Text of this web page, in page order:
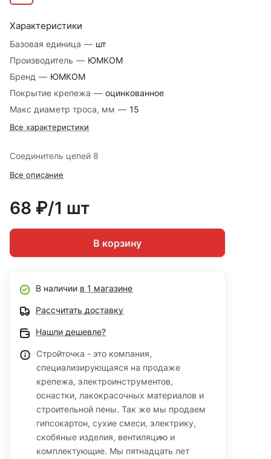
Характеристики
Базовая единица — шт
Производитель — ЮМКОМ
Бренд — ЮМКОМ
Покрытие крепежа — оцинкованное
Макс диаметр троса, мм — 15
Все характеристики
Соединитель цепей 8
Все описание
68 ₽/1 шт
В корзину
В наличии в 1 магазине
Рассчитать доставку
Нашли дешевле?
Стройточка - это компания,
специализирующаяся на продаже
крепежа, электроинструментов,
оснастки, лакокрасочных материалов и
строительной пены. Так же мы продаем
гипсокартон, сухие смеси, электрику,
скобяные изделия, вентиляцию и
комплектующие. Мы пятнадцать лет